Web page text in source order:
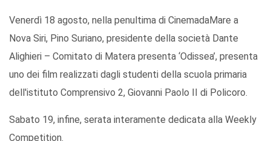
Venerdì 18 agosto, nella penultima di CinemadaMare a
Nova Siri, Pino Suriano, presidente della società Dante
Alighieri – Comitato di Matera presenta ‘Odissea’, presenta
uno dei film realizzati dagli studenti della scuola primaria
dell'istituto Comprensivo 2, Giovanni Paolo II di Policoro.
Sabato 19, infine, serata interamente dedicata alla Weekly
Competition.